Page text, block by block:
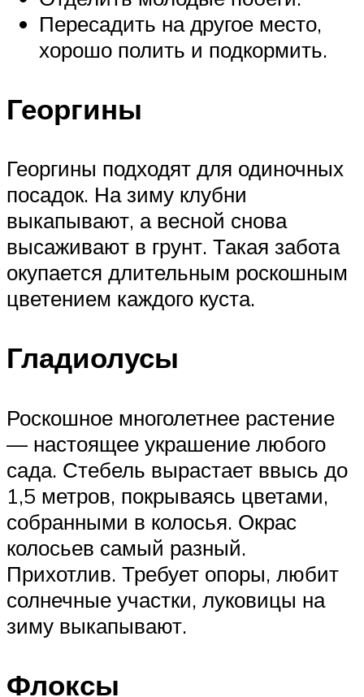
Пересадить на другое место,
хорошо полить и подкормить.
Георгины
Георгины подходят для одиночных
посадок. На зиму клубни
выкапывают, а весной снова
высаживают в грунт. Такая забота
окупается длительным роскошным
цветением каждого куста.
Гладиолусы
Роскошное многолетнее растение
— настоящее украшение любого
сада. Стебель вырастает ввысь до
1,5 метров, покрываясь цветами,
собранными в колосья. Окрас
колосьев самый разный.
Прихотлив. Требует опоры, любит
солнечные участки, луковицы на
зиму выкапывают.
Флоксы